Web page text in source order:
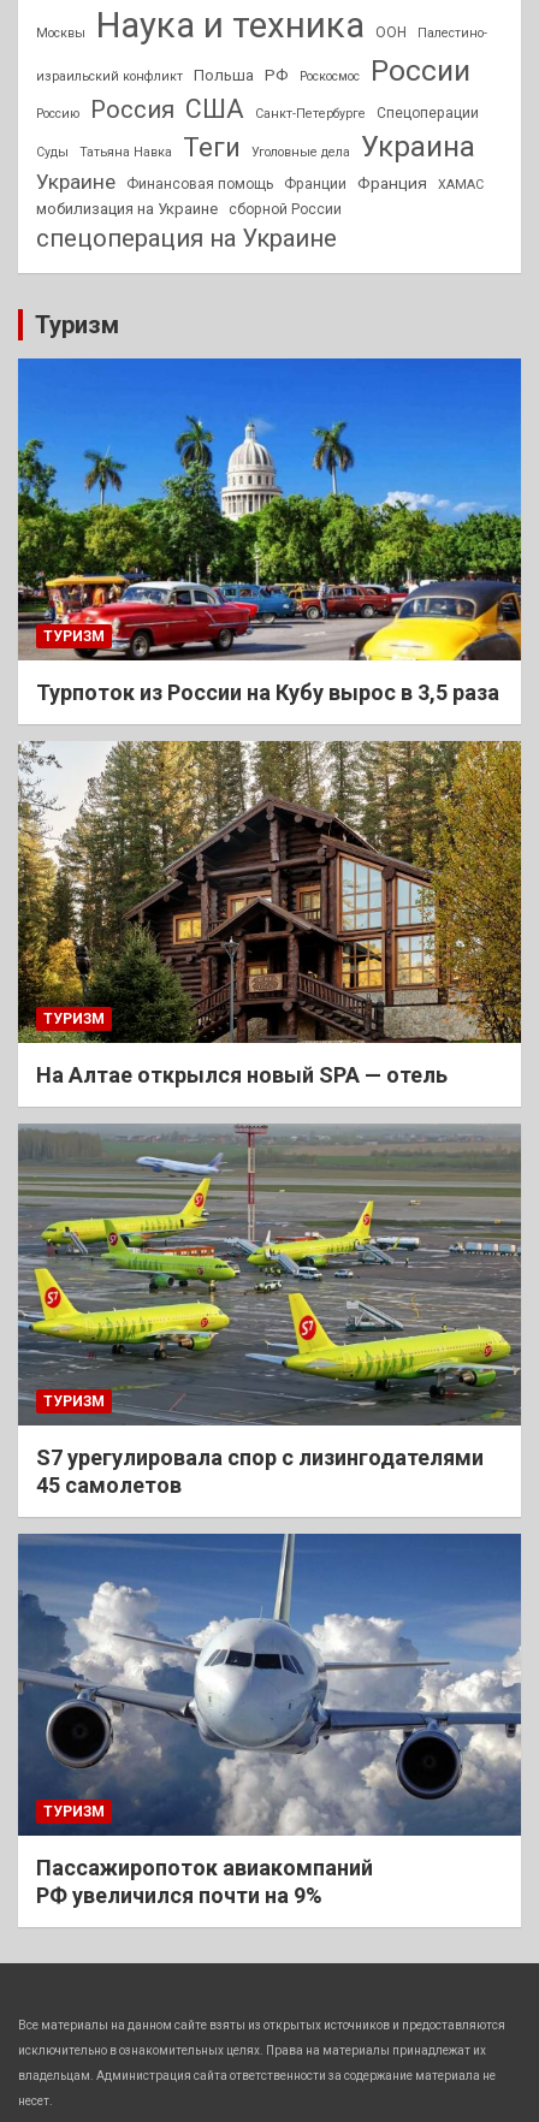
Москвы Наука и техника ООН Палестино-
израильский конфликт Польша РФ Роскосмос России
Россию Россия США Санкт-Петербурге Спецоперации
Суды Татьяна Навка Теги Уголовные дела Украина
Украине Финансовая помощь Франции Франция ХАМАС
мобилизация на Украине сборной России
спецоперация на Украине
Туризм
ТУРИЗМ
Турпоток из России на Кубу вырос в 3,5 раза
ТУРИЗМ
На Алтае открылся новый SPA — отель
ТУРИЗМ
S7 урегулировала спор с лизингодателями
45 самолетов
ТУРИЗМ
Пассажиропоток авиакомпаний
РФ увеличился почти на 9%
Все материалы на данном сайте взяты из открытых источников и предоставляются
исключительно в ознакомительных целях. Права на материалы принадлежат их
владельцам. Администрация сайта ответственности за содержание материала не
несет.